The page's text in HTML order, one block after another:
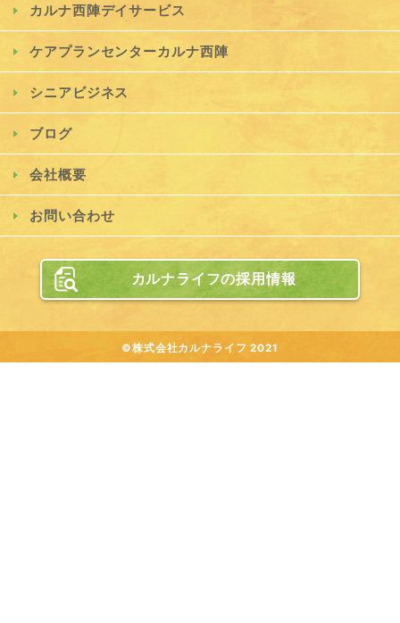
カルナ西陣デイサービス
ケアプランセンターカルナ西陣
シニアビジネス
ブログ
会社概要
お問い合わせ
カルナライフの採用情報
©株式会社カルナライフ 2021